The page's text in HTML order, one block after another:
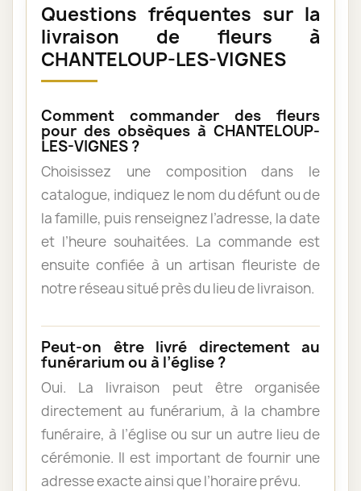
Questions fréquentes sur la
livraison de fleurs à
CHANTELOUP-LES-VIGNES
Comment commander des fleurs
pour des obsèques à CHANTELOUP-
LES-VIGNES ?
Choisissez une composition dans le
catalogue, indiquez le nom du défunt ou de
la famille, puis renseignez l’adresse, la date
et l’heure souhaitées. La commande est
ensuite confiée à un artisan fleuriste de
notre réseau situé près du lieu de livraison.
Peut-on être livré directement au
funérarium ou à l’église ?
Oui. La livraison peut être organisée
directement au funérarium, à la chambre
funéraire, à l’église ou sur un autre lieu de
cérémonie. Il est important de fournir une
adresse exacte ainsi que l’horaire prévu.